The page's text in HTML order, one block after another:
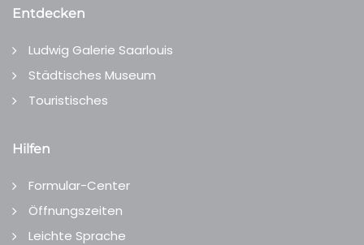
Entdecken
Ludwig Galerie Saarlouis
Städtisches Museum
Touristisches
Hilfen
Formular-Center
Öffnungszeiten
Leichte Sprache